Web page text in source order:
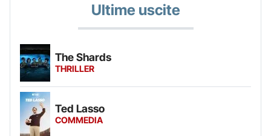
Ultime uscite
The Shards
THRILLER
Ted Lasso
COMMEDIA